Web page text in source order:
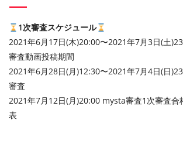
1次審査スケジュール
2021年6月17日(木)20:00〜2021年7月3日(土
審査動画投稿期間
2021年6月28日(月)12:30〜2021年7月4日(日
審査
2021年7月12日(月)20:00 mysta審査1次審査合
表